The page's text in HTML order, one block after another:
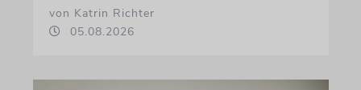
von Katrin Richter
05.08.2026